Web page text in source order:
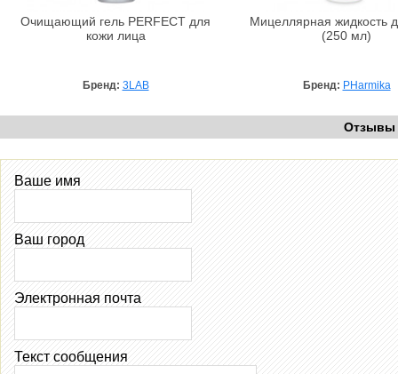
Очищающий гель PERFECT для
кожи лица
Бренд: 3LAB
Мицеллярная жидкость
(250 мл)
Бренд: PHarmika
Отзывы
Ваше имя
Ваш город
Электронная почта
Текст сообщения